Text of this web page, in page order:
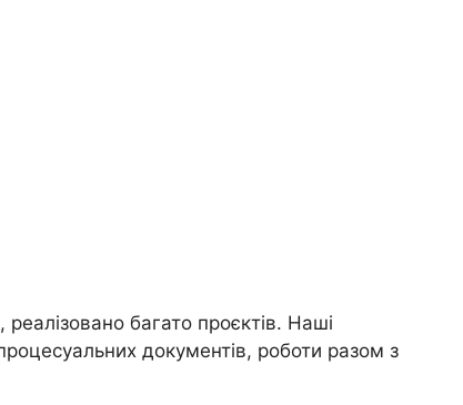
багато проєктів. Наші
документів, роботи разом з